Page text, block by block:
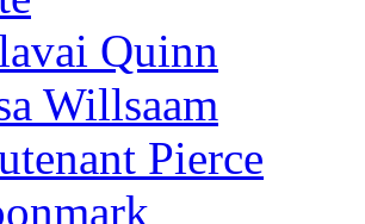
Quinn
Willsaam
Pierce